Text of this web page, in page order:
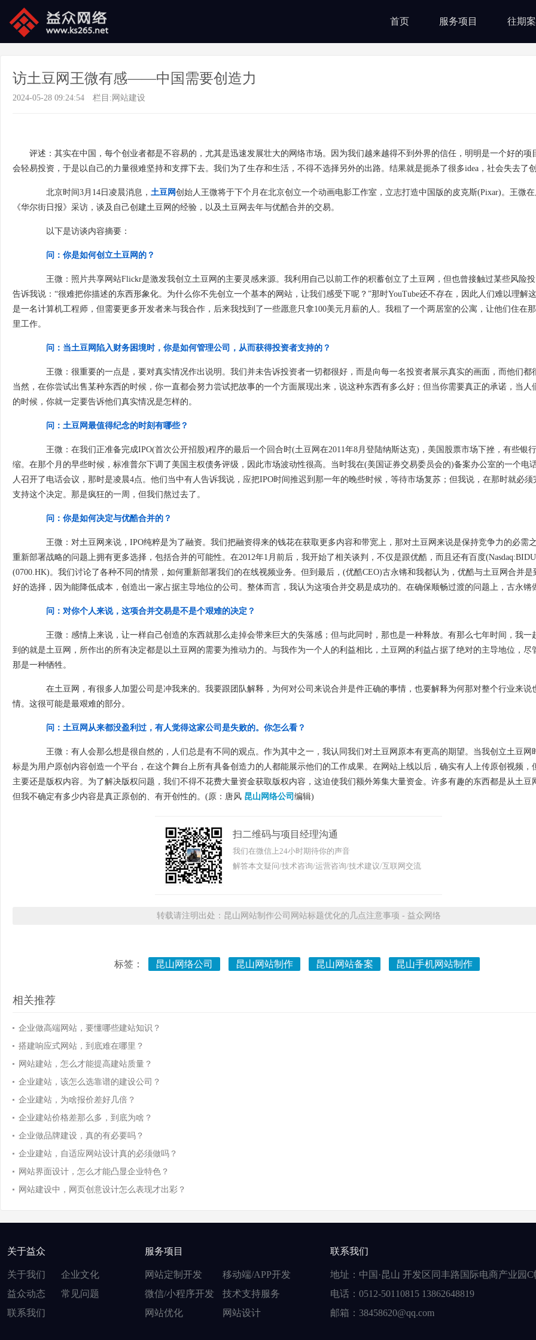
首页 服务项目 往期
访土豆网王微有感——中国需要创造力
2024-05-28 09:24:54 栏目: 网站建设
评述：其实在中国，每个创业者都是不容易的，尤其是迅速发展壮大的网络市场。因为我们越来越得不到外界的信任，明明是一个好的项
会轻易投资，于是以自己的力量很难坚持和支撑下去。我们为了生存和生活，不得不选择另外的出路。结果就是扼杀了很多idea，社会失去了
北京时间3月14日凌晨消息， 土豆网创始人王微将于下个月在北京创立一个动画电影工作室，立志打造中国版的皮克斯(Pixar)。王微
《华尔街日报》采访，谈及自己创建土豆网的经验，以及土豆网去年与优酷合并的交易。
以下是访谈内容摘要：
问：你是如何创立土豆网的？
王微：照片共享网站Flickr是激发我创立土豆网的主要灵感来源。我利用自己以前工作的积蓄创立了土豆网，但也曾接触过某些风险
告诉我说：“很难把你描述的东西形象化。为什么你不先创立一个基本的网站，让我们感受下呢？”那时YouTube还不存在，因此人们难以理解
是一名计算机工程师，但需要更多开发者来与我合作，后来我找到了一些愿意只拿100美元月薪的人。我租了一个两居室的公寓，让他们住在
里工作。
问：当土豆网陷入财务困境时，你是如何管理公司，从而获得投资者支持的？
王微：很重要的一点是，要对真实情况作出说明。我们并未告诉投资者一切都很好，而是向每一名投资者展示真实的画面，而他们都
当然，在你尝试出售某种东西的时候，你一直都会努力尝试把故事的一个方面展现出来，说这种东西有多么好；但当你需要真正的承诺，当人
的时候，你就一定要告诉他们真实情况是怎样的。
问：土豆网最值得纪念的时刻有哪些？
王微：在我们正准备完成IPO(首次公开招股)程序的最后一个回合时(土豆网在2011年8月登陆纳斯达克)，美国股票市场下挫，有些银
缩。在那个月的早些时候，标准普尔下调了美国主权债务评级，因此市场波动性很高。当时我在(美国证券交易委员会的)备案办公室的一个电
人召开了电话会议，那时是凌晨4点。他们当中有人告诉我说，应把IPO时间推迟到那一年的晚些时候，等待市场复苏；但我说，在那时就必须
支持这个决定。那是疯狂的一周，但我们熬过去了。
问：你是如何决定与优酷合并的？
王微：对土豆网来说，IPO纯粹是为了融资。我们把融资得来的钱花在获取更多内容和带宽上，那对土豆网来说是保持竞争力的必需
重新部署战略的问题上拥有更多选择，包括合并的可能性。在2012年1月前后，我开始了相关谈判，不仅是跟优酷，而且还有百度
(0700.HK)。我们讨论了各种不同的情景，如何重新部署我们的在线视频业务。但到最后，(优酷CEO)古永锵和我都认为，优酷与土豆网合并是
好的选择，因为能降低成本，创造出一家占据主导地位的公司。整体而言，我认为这项合并交易是成功的。在确保顺畅过渡的问题上，古永锵
问：对你个人来说，这项合并交易是不是个艰难的决定？
王微：感情上来说，让一样自己创造的东西就那么走掉会带来巨大的失落感；但与此同时，那也是一种释放。有那么七年时间，我一
到的就是土豆网，所作出的所有决定都是以土豆网的需要为推动力的。与我作为一个人的利益相比，土豆网的利益占据了绝对的主导地位，尽
那是一种牺牲。
在土豆网，有很多人加盟公司是冲我来的。我要跟团队解释，为何对公司来说合并是件正确的事情，也要解释为何那对整个行业来说
情。这很可能是最艰难的部分。
问：土豆网从来都没盈利过，有人觉得这家公司是失败的。你怎么看？
王微：有人会那么想是很自然的，人们总是有不同的观点。作为其中之一，我认同我们对土豆网原本有更高的期望。当我创立土豆网
标是为用户原创内容创造一个平台，在这个舞台上所有具备创造力的人都能展示他们的工作成果。在网站上线以后，确实有人上传原创视频，
主要还是版权内容。为了解决版权问题，我们不得不花费大量资金获取版权内容，这迫使我们额外筹集大量资金。许多有趣的东西都是从土豆
但我不确定有多少内容是真正原创的、有开创性的。(原：唐风 昆山网络公司 编辑)
扫二维码与项目经理沟通
我们在微信上24小时期待你的声音
解答本文疑问/技术咨询/运营咨询/技术建议/互联网交流
转载请注明出处：昆山网站制作公司网站标题优化的几点注意事项 - 益众网络
标签： 昆山网络公司 昆山网站制作 昆山网站备案 昆山手机网站制作
相关推荐
企业做高端网站，要懂哪些建站知识？
搭建响应式网站，到底难在哪里？
网站建站，怎么才能提高建站质量？
企业建站，该怎么选靠谱的建设公司？
企业建站，为啥报价差好几倍？
企业建站价格差那么多，到底为啥？
企业做品牌建设，真的有必要吗？
企业建站，自适应网站设计真的必须做吗？
网站界面设计，怎么才能凸显企业特色？
网站建设中，网页创意设计怎么表现才出彩？
关于益众
关于我们
企业文化
益众动态
常见问题
联系我们
服务项目
网站定制开发
移动端/APP开发
微信/小程序开发
技术支持服务
网站优化
网站设计
联系我们
地址：中国·昆山 开发区同丰路国际电商产业园C
电话：0512-50110815 13862648819
邮箱：38458620@qq.com